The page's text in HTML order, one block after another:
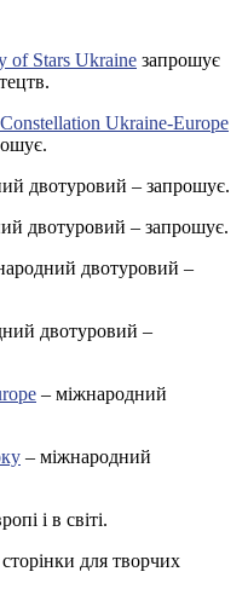
of Stars Ukraine запрошує
Ukraine-Europe
двотуровий – запрошує.
двотуровий – запрошує.
двотуровий –
двотуровий –
– міжнародний
– міжнародний
і в світі.
для творчих